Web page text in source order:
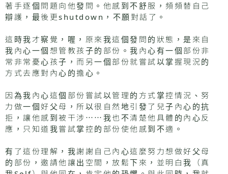
著手逐個問題向他發問。他感到不舒服，頻頻替自己
辯護，最後更shutdown，不願對話了。
這時我才察覺，喔，原來我這個發問的狀態，是來自
我內心一個想管教孩子的部份。我內心有一個部份非
常非常憂心孩子，而另一個部份就嘗試以掌握現況的
方式去應對內心的擔心。
因為我內心這個部份嘗試以管理的方式掌控情況、努
力做一個好父母，所以很自然地引發了兒子內心的抗
拒，讓他感到被干涉⋯⋯我也不清楚他具體的內心反
應，只知道我嘗試掌控的部份使他感到不適。
有了這份理解，我謝謝自己內心這麼努力想做好父母
的部份，邀請他讓出空間，放鬆下來，並明白我（真